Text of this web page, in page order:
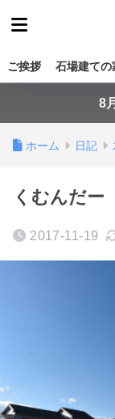
ご挨拶 石場建ての
8
ホーム 日記
くむんだ
2017-11-19